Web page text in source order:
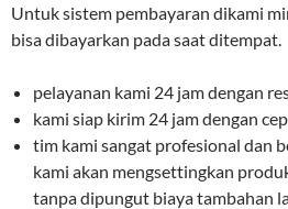
Untuk sistem pembayaran dikami
bisa dibayarkan pada saat ditempat.
pelayanan kami 24 jam dengan
kami siap kirim 24 jam dengan
tim kami sangat profesional dan
kami akan mengsettingkan
tanpa dipungut biaya tambahan